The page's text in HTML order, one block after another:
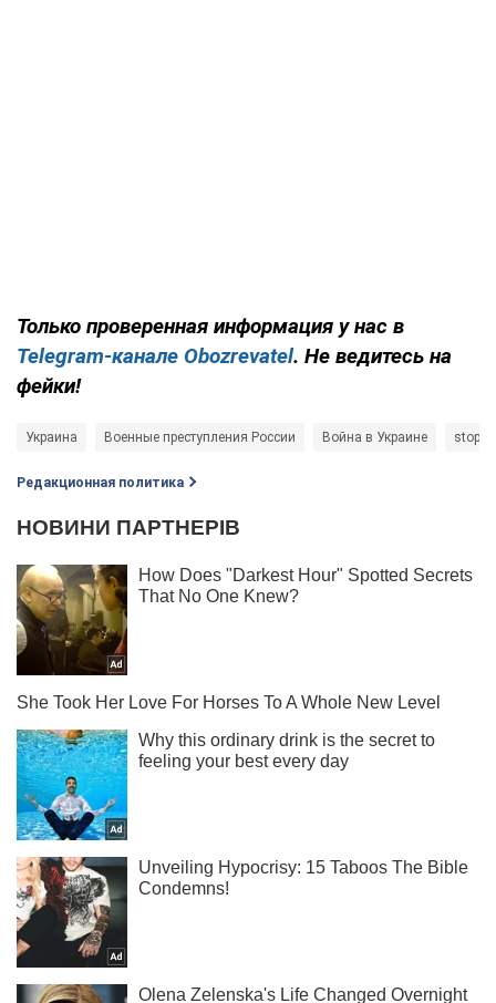
Только проверенная информация у нас в
Telegram-канале Obozrevatel. Не ведитесь на
фейки!
Украина Военные преступления России Война в Украине
Редакционная политика